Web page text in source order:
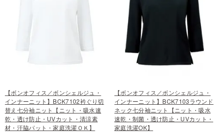
【ボンオフィス／ボンシェルジュ・
インナーニット】BCK7102衿ぐり切
替え七分袖ニット【ニット・吸水速
乾・透け防止・UVカット・清涼素
材・汗脇パット・家庭洗濯ＯＫ】
【ボンオフィス／ボンシェルジュ・
インナーニット】BCK7103ラウンド
ネック七分袖ニット【ニット・吸水
速乾・制菌・透け防止・UVカット・
家庭洗濯OK】